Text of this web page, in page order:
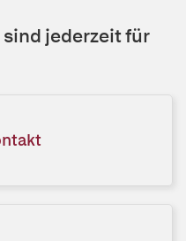
sind jederzeit für